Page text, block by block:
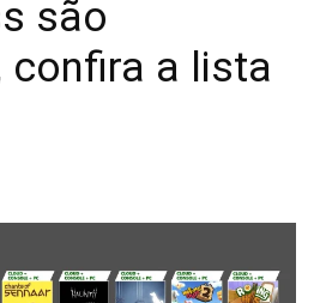
são
confira a lista